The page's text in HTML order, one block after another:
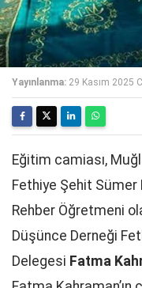
Yayınlanma: 29 Kasım 2025
Eğitim camiası,
Fethiye Şehit Sümer
Rehber Öğretmeni
Düşünce Derneği
Delegesi Fatma